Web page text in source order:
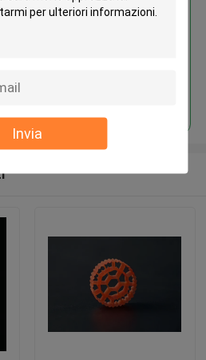
Invia
vergine per il trattamento